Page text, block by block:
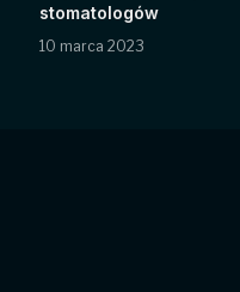
stomatologów
10 marca 2023